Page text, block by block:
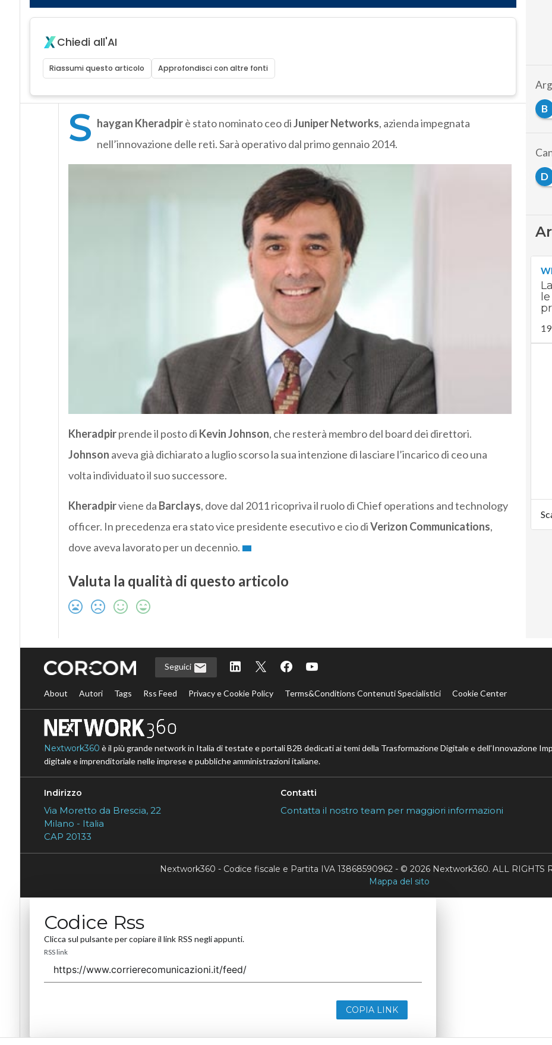
Chiedi all'AI
Riassumi questo articolo Approfondisci con altre fonti
S haygan Kheradpirè stato nominato ceo diJuniper Networks, azienda impegnata
nell’innovazione delle reti. Sarà operativo dal primo gennaio 2014.
Kheradpirprende il posto di Kevin Johnson, che resterà membro del board dei direttori.
Johnson aveva già dichiarato a luglio scorso la sua intenzione di lasciare l’incarico di ceo una
volta individuato il suo successore.
Kheradpirviene da Barclays, dove dal 2011 ricopriva il ruolo di Chief operations and technology
officer. In precedenza era stato vice presidente esecutivo e cio diVerizon Communications,
dove aveva lavorato per un decennio.
Valuta la qualità di questo articolo
B
D
Seguici
About Autori Tags Rss Feed Privacy e Cookie Policy Terms&Conditions Contenuti Specialistici Cookie Center
Nextwork360 è il più grande network in Italia di testate e portali B2B dedicati ai temi della Trasformazione Digitale e dell’Innovazione
digitale e imprenditoriale nelle imprese e pubbliche amministrazioni italiane.
Indirizzo
Via Moretto da Brescia, 22
Milano - Italia
CAP 20133
Contatti
Contatta il nostro team per maggiori informazioni
Nextwork360 - Codice fiscale e Partita IVA 13868590962 - © 2026 Nextwork360. ALL RIGHTS
Mappa del sito
Codice Rss
Clicca sul pulsante per copiare il link RSS negli appunti.
RSS link
COPIA LINK